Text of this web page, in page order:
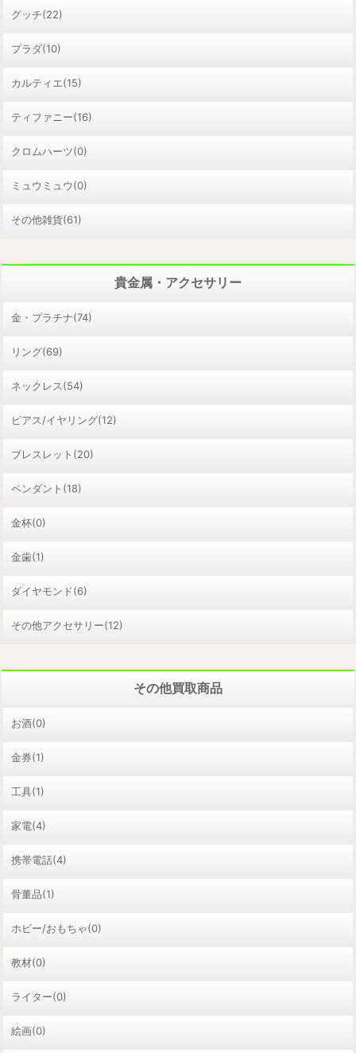
グッチ(22)
プラダ(10)
カルティエ(15)
ティファニー(16)
クロムハーツ(0)
ミュウミュウ(0)
その他雑貨(61)
貴金属・アクセサリー
金・プラチナ(74)
リング(69)
ネックレス(54)
ピアス/イヤリング(12)
ブレスレット(20)
ペンダント(18)
金杯(0)
金歯(1)
ダイヤモンド(6)
その他アクセサリー(12)
その他買取商品
お酒(0)
金券(1)
工具(1)
家電(4)
携帯電話(4)
骨董品(1)
ホビー/おもちゃ(0)
教材(0)
ライター(0)
絵画(0)